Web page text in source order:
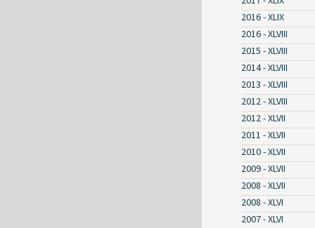
2016 - XLIX
2016 - XLVIII
2015 - XLVIII
2014 - XLVIII
2013 - XLVIII
2012 - XLVIII
2012 - XLVII
2011 - XLVII
2010 - XLVII
2009 - XLVII
2008 - XLVII
2008 - XLVI
2007 - XLVI